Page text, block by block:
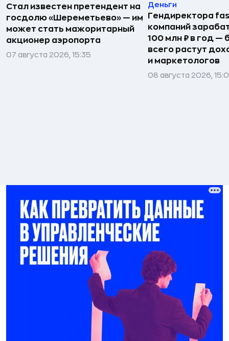
Стал известен претендент на
госдолю «Шереметьево» — им
может стать мажоритарный
акционер аэропорта
07 августа 2026, 15:35
Деньги
Гендиректора
компаний
100 млн ₽ в год —
всего растут
и маркетологов
08 августа 2026,